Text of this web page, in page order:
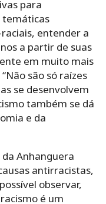
para
temáticas
entender a
a partir de suas
em muito mais
são só raízes
se desenvolvem
também se dá
e da
Anhanguera
antirracistas,
observar,
é um